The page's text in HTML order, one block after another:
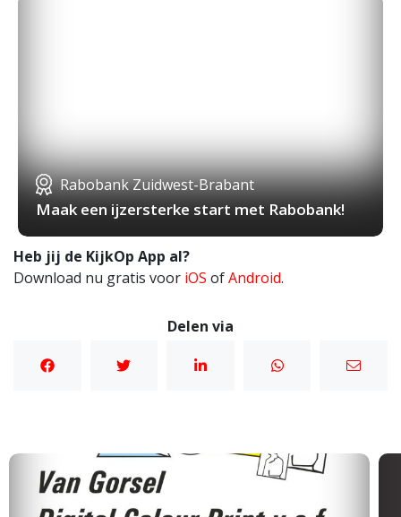
Rabobank Zuidwest-Brabant
Maak een ijzersterke start met Rabobank!
Heb jij de KijkOp App al?
Download nu gratis voor iOS ofAndroid.
Delen via